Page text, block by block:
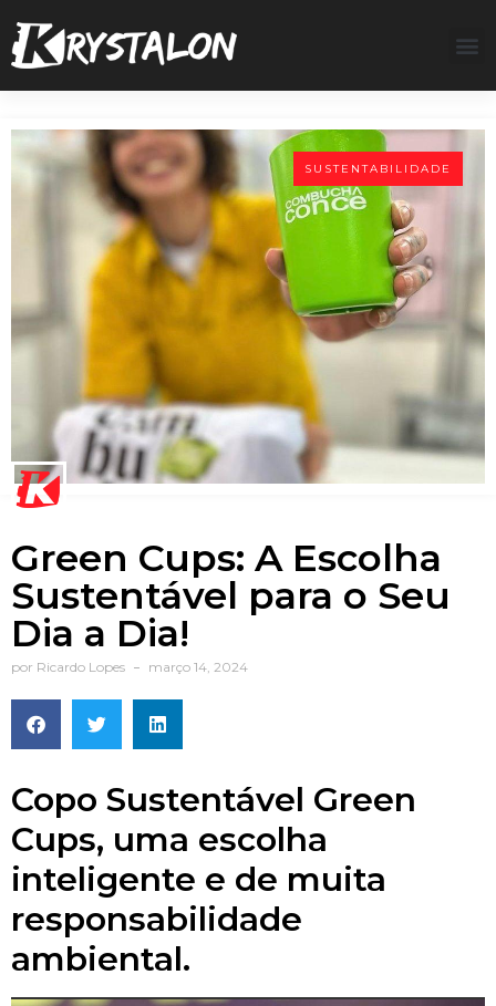
SUSTENTABILIDADE
Green Cups: A Escolha
Sustentável para o Seu
Dia a Dia!
por Ricardo Lopes março 14, 2024
Copo Sustentável Green
Cups, uma escolha
inteligente e de muita
responsabilidade
ambiental.